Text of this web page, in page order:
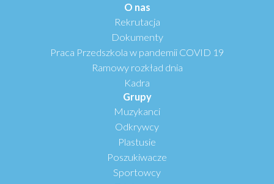
O nas
Rekrutacja
Dokumenty
Praca Przedszkola w pandemii COVID 19
Ramowy rozkład dnia
Kadra
Grupy
Muzykanci
Odkrywcy
Plastusie
Poszukiwacze
Sportowcy